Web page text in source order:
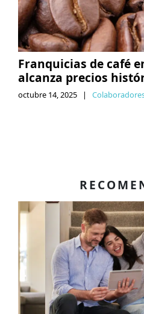
Franquicias de café
alcanza precios
octubre 14, 2025 |